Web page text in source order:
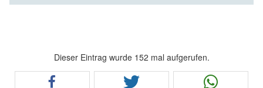
Dieser Eintrag wurde 152 mal aufgerufen.